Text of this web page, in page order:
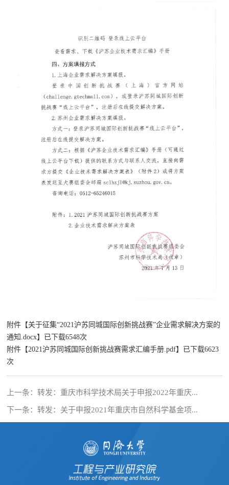
附件【关于征集“2021沪苏同城国际创新挑战赛”企业需求解决方案的
通知.docx】已下载6548次
附件【2021沪苏同城国际创新挑战赛需求汇编手册.pdf】已下载6623
次
上一条：转发：重庆市科学技术局关于申报2022年重庆...
下一条：转发：关于申报2021年重庆市自然科学基金项...